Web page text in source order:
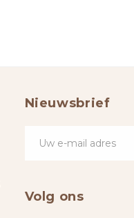
Nieuwsbrief
Volg ons